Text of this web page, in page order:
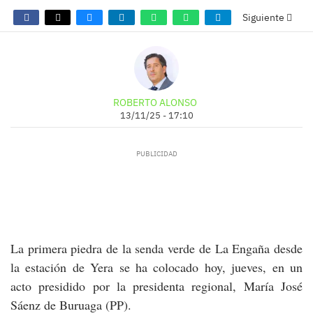
Siguiente
ROBERTO ALONSO
13/11/25 - 17:10
La primera piedra de la senda verde de La Engaña desde
la estación de Yera se ha colocado hoy, jueves, en un
acto presidido por la presidenta regional, María José
Sáenz de Buruaga (PP).